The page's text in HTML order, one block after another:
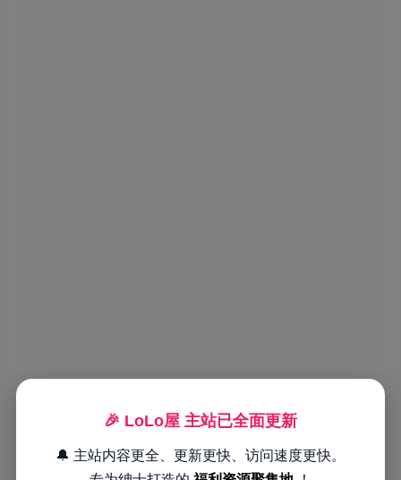
🎉 LoLo屋 主站已全面更新
🔔 主站内容更全、更新更快、访问速度更快。